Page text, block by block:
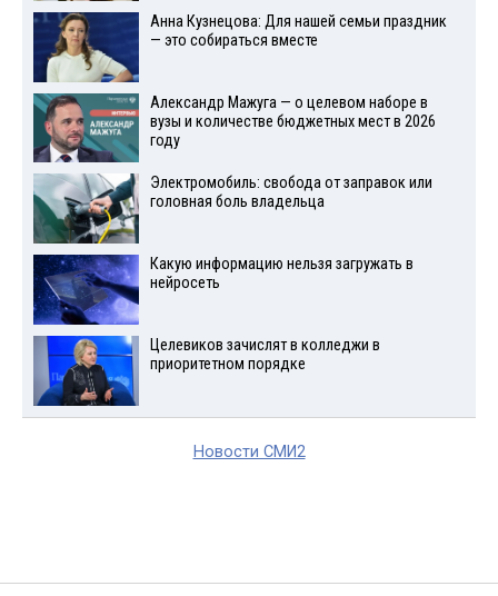
Анна Кузнецова: Для нашей семьи праздник
— это собираться вместе
Александр Мажуга — о целевом наборе в
вузы и количестве бюджетных мест в 2026
году
Электромобиль: свобода от заправок или
головная боль владельца
Какую информацию нельзя загружать в
нейросеть
Целевиков зачислят в колледжи в
приоритетном порядке
Новости СМИ2